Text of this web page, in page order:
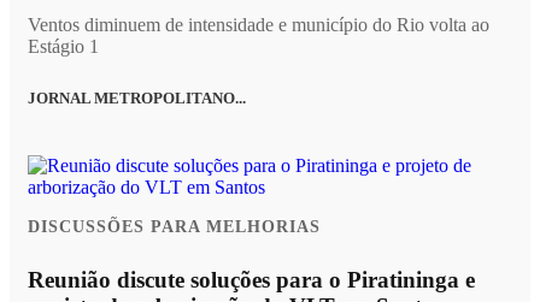
Ventos diminuem de intensidade e município do Rio volta ao
Estágio 1
JORNAL METROPOLITANO...
DISCUSSÕES PARA MELHORIAS
Reunião discute soluções para o Piratininga e